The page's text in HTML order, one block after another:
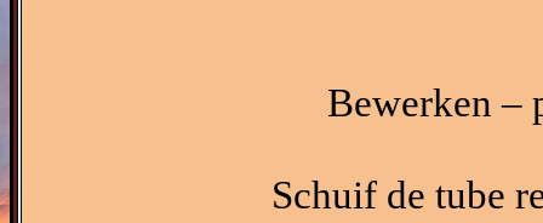
Bewerken –
Schuif de tube